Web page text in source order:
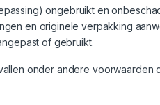
ongebruikt en
en originele verpakking
of gebruikt.
onder andere